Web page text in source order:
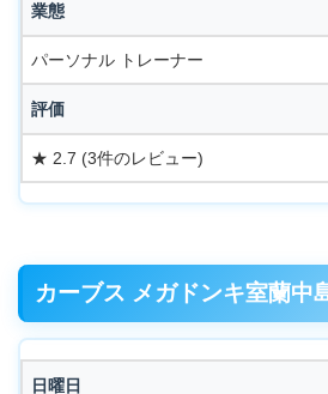
業態
パーソナル トレーナー
評価
★ 2.7 (3件のレビュー)
カーブス メガドンキ室蘭中
日曜日